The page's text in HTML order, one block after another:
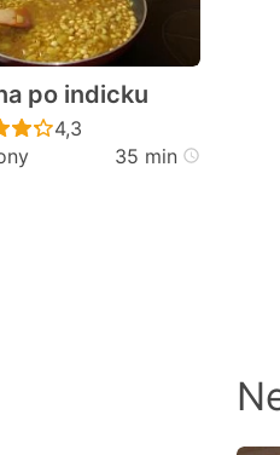
po indicku
Recept ještě nebyl
4,3
35 min